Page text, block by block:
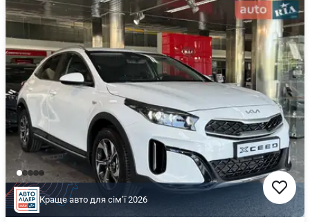
Краще авто для сімʼї 2026